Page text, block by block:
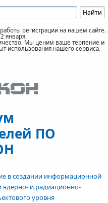
регистрации на нашем сайте.
января.
Мы ценим ваше терпение и
использования нашего сервиса.
ПО
в создании информационной
ядерно- и радиационно-
уровня